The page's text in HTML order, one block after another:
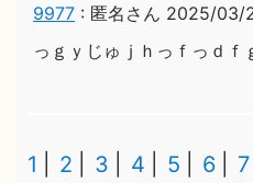
9977 : 匿名さん 2025/03/
っｇｙじゅｊｈっｆっｄｆ
1 2 3 4 5 6 7